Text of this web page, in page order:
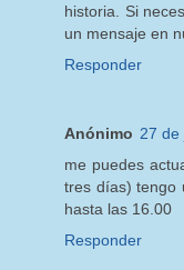
historia. Si
un mensaje en
Responder
Anónimo 27 de
me puedes
tres días) tengo
hasta las 16.00
Responder